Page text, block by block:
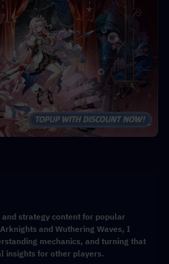
strategy content for popular
and Wuthering Waves, I
mechanics, and turning that
insights for other players.